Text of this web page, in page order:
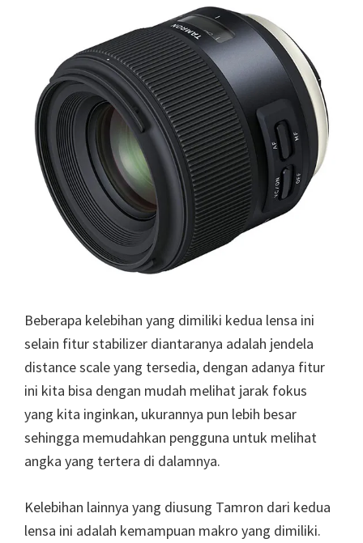
Beberapa kelebihan yang dimiliki kedua lensa ini
selain fitur stabilizer diantaranya adalah jendela
distance scale yang tersedia, dengan adanya fitur
ini kita bisa dengan mudah melihat jarak fokus
yang kita inginkan, ukurannya pun lebih besar
sehingga memudahkan pengguna untuk melihat
angka yang tertera di dalamnya.
Kelebihan lainnya yang diusung Tamron dari kedua
lensa ini adalah kemampuan makro yang dimiliki.